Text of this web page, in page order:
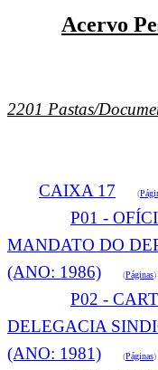
Acervo
2201 Pastas/
CAIXA 17 (
P01 -
MANDATO DO
(ANO: 1986) (Páginas)
P02 -
DELEGACIA
(ANO: 1981) (Páginas)